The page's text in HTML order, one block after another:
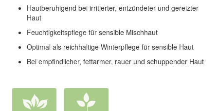
Hautberuhigend bei irritierter, entzündeter und gereizter
Haut
Feuchtigkeitspflege für sensible Mischhaut
Optimal als reichhaltige Winterpflege für sensible Haut
Bei empfindlicher, fettarmer, rauer und schuppender Haut